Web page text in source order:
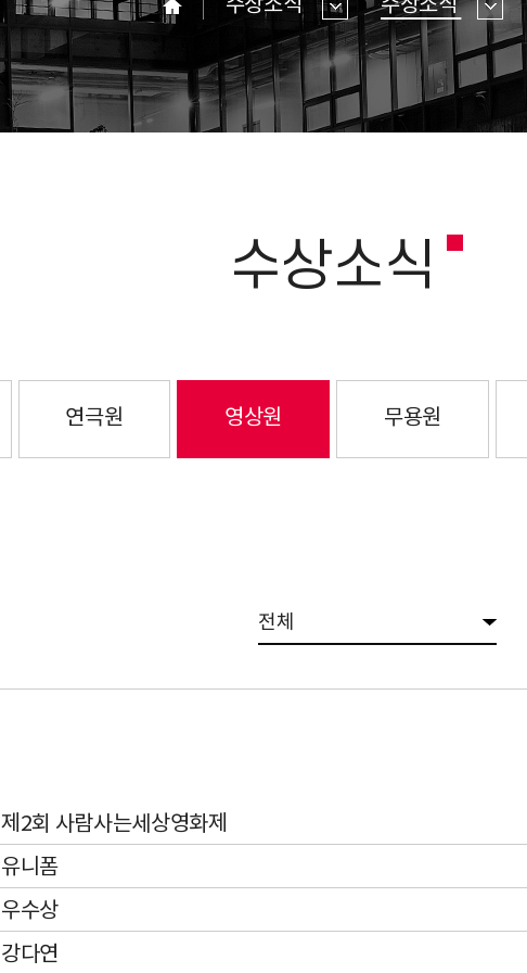
홈 수상소식 수상소식
수상소식
연극원 영상원 무용원
전체
제2회 사람사는세상영화제
유니폼
우수상
강다연